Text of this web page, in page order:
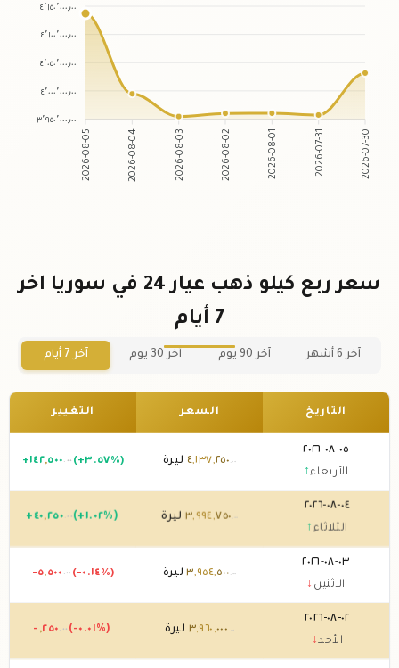
٤٬١٥٠٬٠٠٠٫٠٠
٤٬١٠٠٬٠٠٠٫٠٠
٤٬٠٥٠٬٠٠٠٫٠٠
٤٬٠٠٠٬٠٠٠٫٠٠
٣٬٩٥٠٬٠٠٠٫٠٠
2026-08-05 2026-08-04 2026-08-03 2026-08-02 2026-08-01 2026-07-31 2026-07-30
سعر ربع كيلو ذهب عيار 24 في سوريا اخر
7 أيام
آخر 6 أشهر آخر 90 يوم آخر 30 يوم آخر 7 أيام
التاريخ السعر التغيير
٠٥-٠٨-٢٠٢٦
الأربعاء↑
٤,١٣٧,٢٥٠ .٠٠ ليرة +١٤٢,٥٠٠ .٠٠ (+٣.٥٧%)
٠٤-٠٨-٢٠٢٦
الثلاثاء ↑
٣,٩٩٤,٧٥٠ ليرة +٤٠,٢٥٠ .٠٠ (+١.٠٢%)
٠٣-٠٨-٢٠٢٦
الاثنين ↓
٣,٩٥٤,٥٠٠ .٠٠ ليرة -٥,٥٠٠ .٠٠ (-٠.١٤%)
٠٢-٠٨-٢٠٢٦
الأحد↓
٣,٩٦٠ ,٠٠٠ .٠٠ ليرة - ,٢٥٠ .٠٠ (-٠.٠١%)